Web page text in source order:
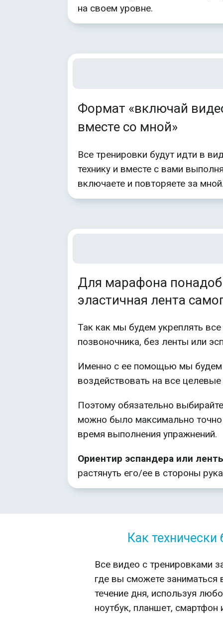
на своем уровне.
Формат «включай
вместе со мной»
Все тренировки будут идти в
технику и вместе с вами
включаете и повторяете за
Для марафона
эластичная лента
Так как мы будем укреплять
позвоночника, без ленты или
Именно с ее помощью мы будем
воздействовать на все
Поэтому обязательно
можно было максимально
время выполнения упражнений.
Ориентир эспандера или
растянуть его/ее в стороны
Как технически
Все видео с тренировками
где вы сможете
течение дня, используя
ноутбук, планшет,